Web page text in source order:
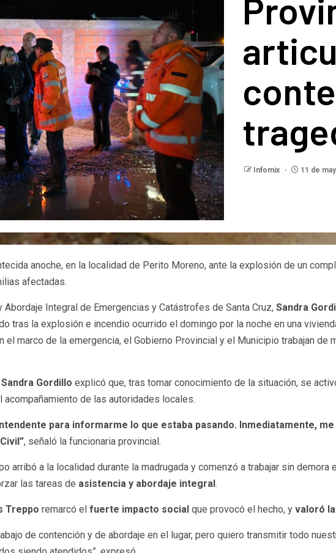
Infomix 11 de
anoche, en la localidad de Perito Moreno, ante la explosión de un
afectadas.
Integral de Emergencias y Catástrofes de Santa Cruz, Sandra
tras la explosión e incendio ocurrido el domingo por la noche en una
marco de la emergencia, el Gobierno Provincial y el Municipio trabajan de
Sandra Gordillo explicó que, tras tomar conocimiento de la situación, se
acompañamiento de las autoridades locales.
para informarme lo que estaba pasando. Inmediatamente,
, señaló la funcionaria provincial.
arribó a la localidad durante la madrugada y comenzó a trabajar sin
las tareas de asistencia y abordaje integral.
Treppo remarcó el fuerte impacto social que provocó el hecho, y valoró
de contención y de abordaje en el lugar, pero quiero transmitir todo